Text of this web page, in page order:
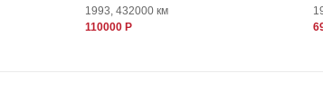
1993, 432000 км
110000 Р